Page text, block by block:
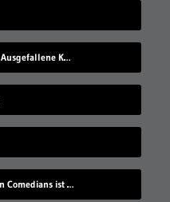
Blumensträuße aus Löffeln: Ausgefallene Kunst von Ann Carrington
Welcher dieser 7 angeblichen Comedians ist gar keiner?